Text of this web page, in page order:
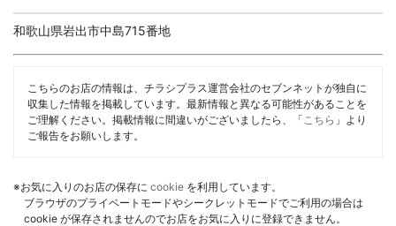
和歌山県岩出市中島715番地
こちらのお店の情報は、チラシプラス運営会社のセブンネットが独自に
収集した情報を掲載しています。最新情報と異なる可能性があることを
ご理解ください。掲載情報に間違いがございましたら、「 こちら 」より
ご報告をお願いします。
※お気に入りのお店の保存に cookie を利用しています。
ブラウザのプライベートモードやシークレットモードでご利用の場合は
cookie が保存されませんのでお店をお気に入りに登録できません。